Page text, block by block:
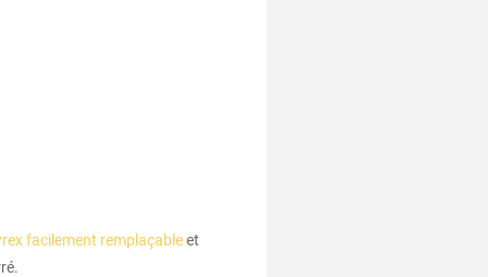
facilement remplaçableet